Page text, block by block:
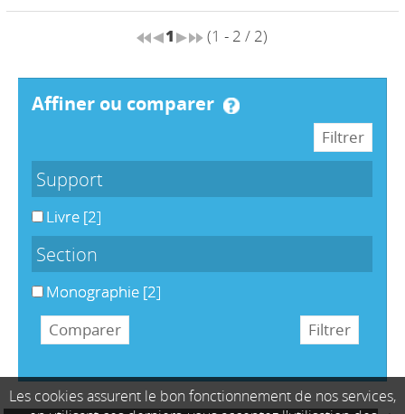
1 (1 - 2 / 2)
affiner ou comparer
Support
Livre [2]
Section
Monographie [2]
Les cookies assurent le bon fonctionnement de nos services,